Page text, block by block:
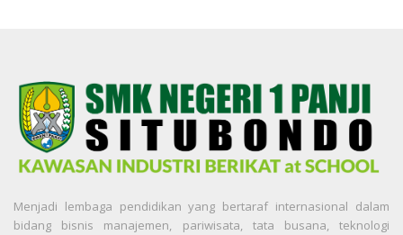
Menjadi lembaga pendidikan yang bertaraf internasional dalam
bidang bisnis manajemen, pariwisata, tata busana, teknologi